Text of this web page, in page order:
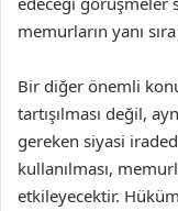
memurların yanı
Bir diğer önemli
tartışılması değil,
gereken siyasi
kullanılması,
etkileyecektir.